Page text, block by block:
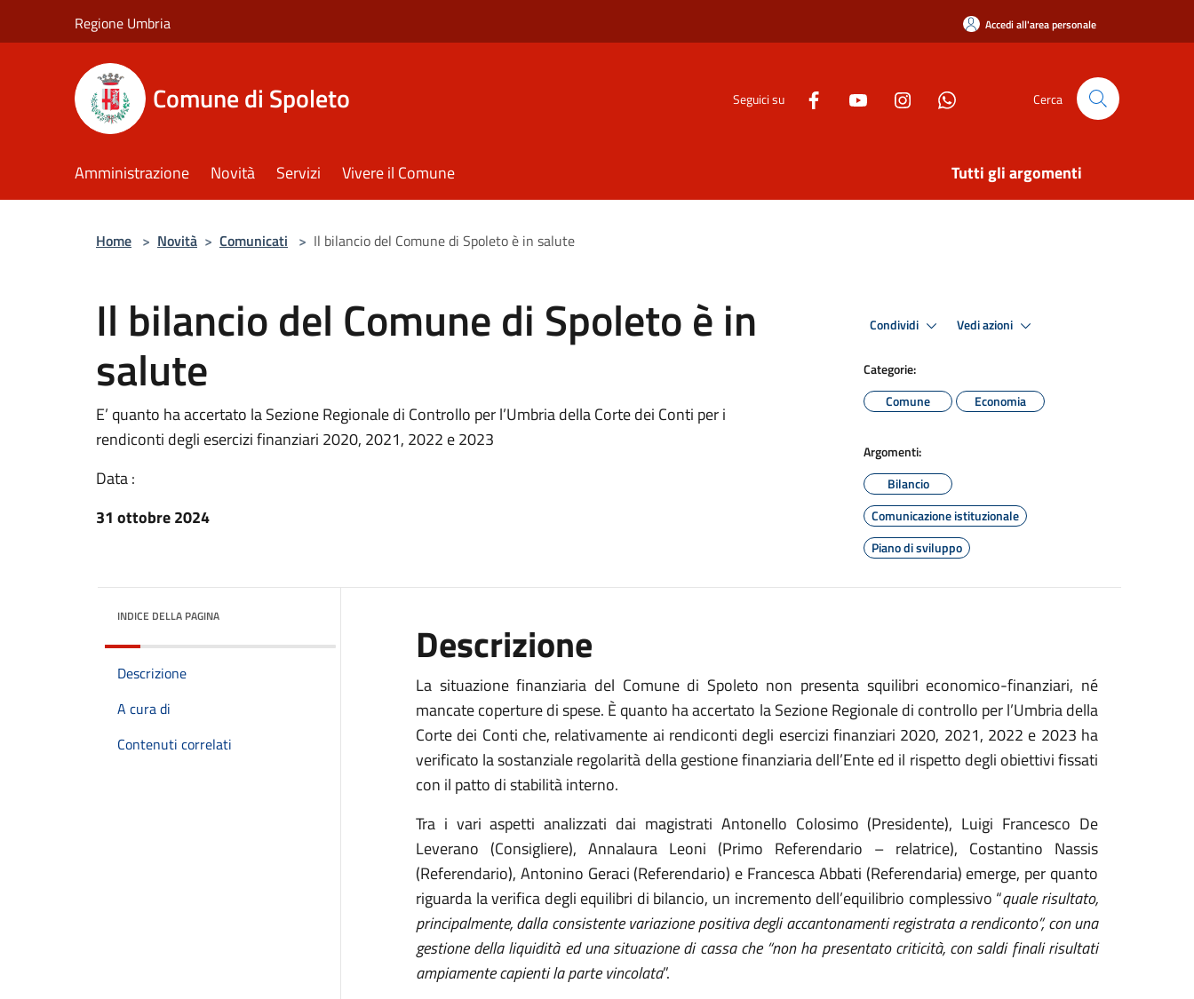
Regione Umbria Accedi all'area personale
Comune di Spoleto Seguici su Cerca
Amministrazione Novità Servizi Vivere il Comune Tutti gli argomenti
Home > Novità > Comunicati > Il bilancio del Comune di Spoleto è in salute
Il bilancio del Comune di Spoleto è in
salute
E’ quanto ha accertato la Sezione Regionale di Controllo per l’Umbria della Corte dei Conti per i
rendiconti degli esercizi finanziari 2020, 2021, 2022 e 2023
Data :
31 ottobre 2024
Condividi Vedi azioni
Categorie:
Comune
Economia
Argomenti:
Bilancio
Comunicazione istituzionale
Piano di sviluppo
INDICE DELLA PAGINA
Descrizione
A cura di
Contenuti correlati
Descrizione
La situazione finanziaria del Comune di Spoleto non presenta squilibri economico-finanziari, né
mancate coperture di spese. È quanto ha accertato la Sezione Regionale di controllo per l’Umbria della
Corte dei Conti che, relativamente ai rendiconti degli esercizi finanziari 2020, 2021, 2022 e 2023 ha
verificato la sostanziale regolarità della gestione finanziaria dell’Ente ed il rispetto degli obiettivi fissati
con il patto di stabilità interno.
Tra i vari aspetti analizzati dai magistrati Antonello Colosimo (Presidente), Luigi Francesco De
Leverano (Consigliere), Annalaura Leoni (Primo Referendario – relatrice), Costantino Nassis
(Referendario), Antonino Geraci (Referendario) e Francesca Abbati (Referendaria) emerge, per quanto
riguarda la verifica degli equilibri di bilancio, un incremento dell’equilibrio complessivo “quale risultato,
principalmente, dalla consistente variazione positiva degli accantonamenti registrata a rendiconto”, con una
gestione della liquidità ed una situazione di cassa che “non ha presentato criticità, con saldi finali risultati
ampiamente capienti la parte vincolata”.